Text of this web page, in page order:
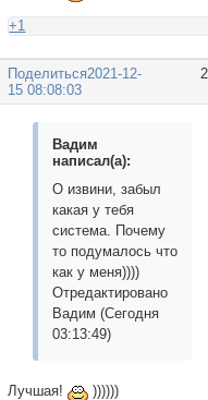
+1
Поделиться2021-12-
15 08:08:03
Вадим
написал(а):
О извини, забыл
какая у тебя
система. Почему
то подумалось что
как у меня))))
Отредактировано
Вадим (Сегодня
03:13:49)
Лучшая!
))))))